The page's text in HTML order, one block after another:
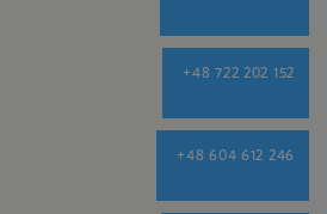
+48 722 202 152
+48 604 612 246